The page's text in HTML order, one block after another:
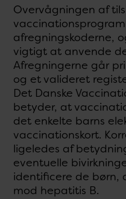
Overvågningen af
afregningskoderne,
vigtigt at anvende
Afregningerne går
og et valideret
Det Danske
betyder, at
det enkelte barns
vaccinationskort.
ligeledes af
eventuelle
identificere de børn,
mod hepatitis B.